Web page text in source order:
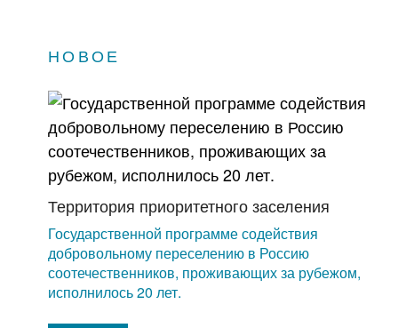
НОВОЕ
Территория приоритетного заселения
Государственной программе содействия
добровольному переселению в Россию
соотечественников, проживающих за рубежом,
исполнилось 20 лет.